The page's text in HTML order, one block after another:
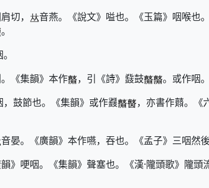
切，
音燕。《說文》嗌也。《玉篇》咽喉也
。
《集韻》本作 ，引《詩》鼗鼓
。或作咽
鼓節也。《集韻》或作鼝
，亦書作鼘。《
音晏。《廣韻》本作嚥，吞也。《孟子》三咽然
》哽咽。《集韻》聲塞也。《漢·隴頭歌》隴頭